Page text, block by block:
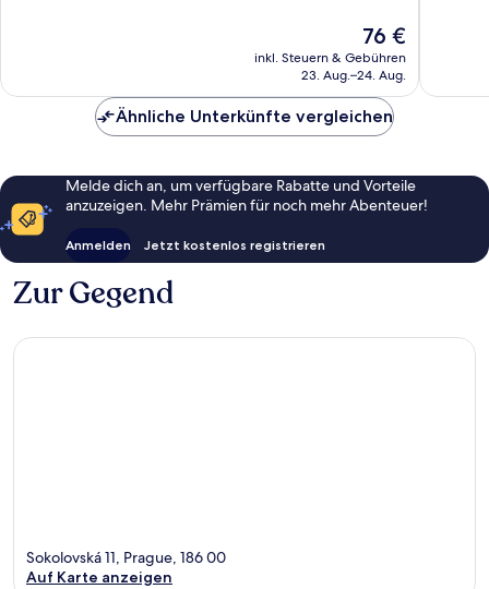
Der
Preis
beträgt
76 €
inkl. Steuern & Gebühren
23. Aug.–24. Aug.
Ähnliche Unterkünfte vergleichen
Melde dich an, um verfügbare Rabatte und Vorteile
anzuzeigen. Mehr Prämien für noch mehr Abenteuer!
Anmelden Jetzt kostenlos registrieren
Zur Gegend
Sokolovská 11, Prague, 186 00
Auf Karte anzeigen